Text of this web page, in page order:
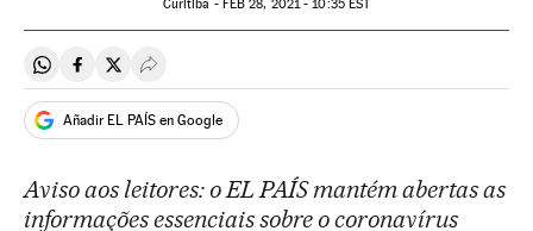
Curitiba - FEB 28, 2021 - 10:35EST
Compartir en Whatsapp
Compartir en Facebook
Compartir en Twitter
Desplegar Redes Sociales
Añadir EL PAÍS en Google
Aviso aos leitores: o EL PAÍS mantém abertas as
informações essenciais sobre o coronavírus